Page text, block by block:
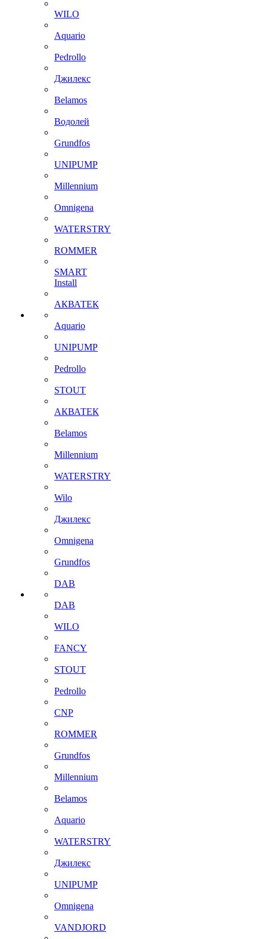
WILO
Aquario
Pedrollo
Джилекс
Belamos
Водолей
Grundfos
UNIPUMP
Millennium
Omnigena
WATERSTRY
ROMMER
SMART
Install
АКВАТЕК
Aquario
UNIPUMP
Pedrollo
STOUT
АКВАТЕК
Belamos
Millennium
WATERSTRY
Wilo
Джилекс
Omnigena
Grundfos
DAB
DAB
WILO
FANCY
STOUT
Pedrollo
CNP
ROMMER
Grundfos
Millennium
Belamos
Aquario
WATERSTRY
Джилекс
UNIPUMP
Omnigena
VANDJORD